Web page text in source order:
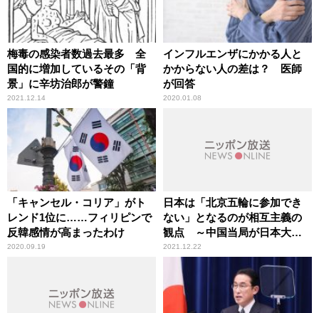
梅毒の感染者数過去最多 全
国的に増加しているその「背
景」に辛坊治郎が警鐘
2021.12.14
インフルエンザにかかる人と
かからない人の差は？ 医師
が回答
2020.01.08
「キャンセル・コリア」がト
レンド1位に……フィリピンで
反韓感情が高まったわけ
2020.09.19
日本は「北京五輪に参加でき
ない」となるのが相互主義の
観点 ～中国当局が日本大使
館招待客に圧力
2021.12.22